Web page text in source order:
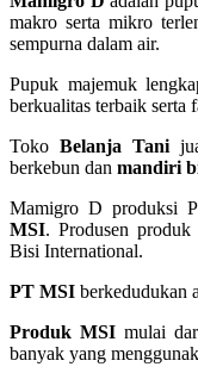
makro serta mikro
sempurna dalam air.
Pupuk majemuk
berkualitas terbaik serta
TokoBelanja Tani
berkebun dan mandiri
Mamigro D produksi
MSI. Produsen
Bisi International.
PT MSI berkedudukan
Produk MSI mulai
banyak yang